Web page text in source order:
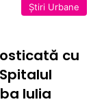
Ştiri Urbane
cu
Iulia